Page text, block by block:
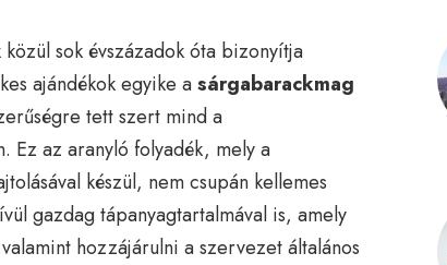
sok évszázadok óta bizonyítja
ajándékok egyike asárgabarackmag
tett szert mind a
Ez az aranyló folyadék, mely a
készül, nem csupán kellemes
gazdag tápanyagtartalmával is, amely
hozzájárulni a szervezet általános